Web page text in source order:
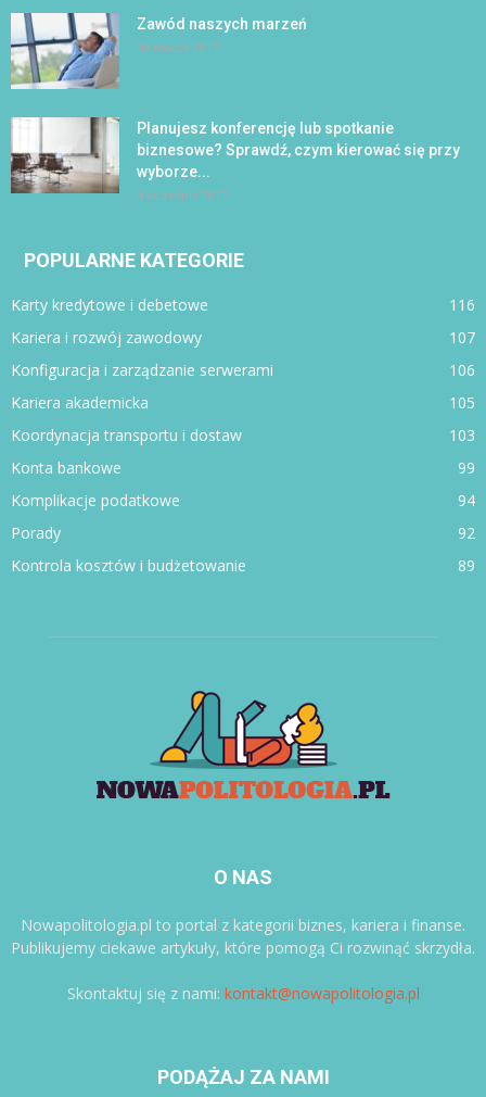
Zawód naszych marzeń
30 marca 2017
Planujesz konferencję lub spotkanie
biznesowe? Sprawdź, czym kierować się przy
wyborze...
4 września 2017
POPULARNE KATEGORIE
Karty kredytowe i debetowe
116
Kariera i rozwój zawodowy
107
Konfiguracja i zarządzanie serwerami
106
Kariera akademicka
105
Koordynacja transportu i dostaw
103
Konta bankowe
99
Komplikacje podatkowe
94
Porady
92
Kontrola kosztów i budżetowanie
89
O NAS
Nowapolitologia.pl to portal z kategorii biznes, kariera i finanse.
Publikujemy ciekawe artykuły, które pomogą Ci rozwinąć skrzydła.
Skontaktuj się z nami: kontakt@nowapolitologia.pl
PODĄŻAJ ZA NAMI